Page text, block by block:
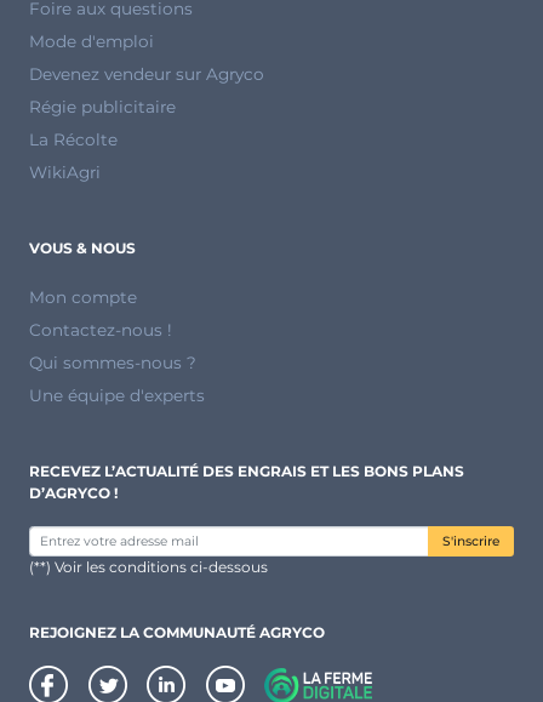
Foire aux questions
Mode d'emploi
Devenez vendeur sur Agryco
Régie publicitaire
La Récolte
WikiAgri
VOUS & NOUS
Mon compte
Contactez-nous !
Qui sommes-nous ?
Une équipe d'experts
RECEVEZ L’ACTUALITÉ DES ENGRAIS ET LES BONS PLANS
D’AGRYCO !
S'inscrire
(**) Voir les conditions ci-dessous
REJOIGNEZ LA COMMUNAUTÉ AGRYCO